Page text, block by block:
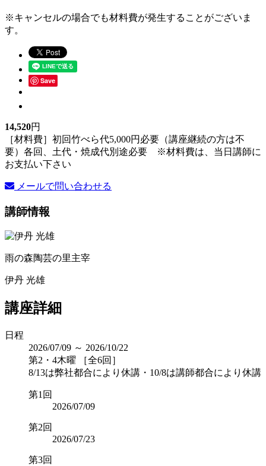
※キャンセルの場合でも材料費が発生することがございま
す。
Save
14,520円
［材料費］初回竹べら代5,000円必要（講座継続の方は不
要）各回、土代・焼成代別途必要 ※材料費は、当日講師に
お支払い下さい
メールで問い合わせる
講師情報
雨の森陶芸の里主宰
伊丹 光雄
講座詳細
日程
2026/07/09 ～ 2026/10/22
第2・4木曜 ［全6回］
8/13は弊社都合により休講・10/8は講師都合により休講
第1回
2026/07/09
第2回
2026/07/23
第3回